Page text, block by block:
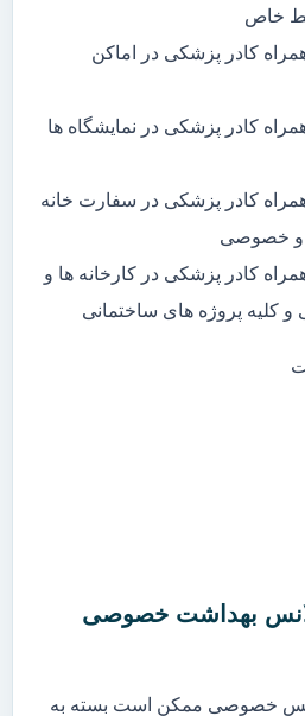
خاص
همراه کادر پزشکی در اماکن
کادر پزشکی در نمایشگاه ها
همراه کادر پزشکی در سفارت خانه
و خصوصی
کادر پزشکی در کارخانه ها و
و کلیه پروژه های ساختمانی
بهداشت خصوصی
خصوصی ممکن است بسته به